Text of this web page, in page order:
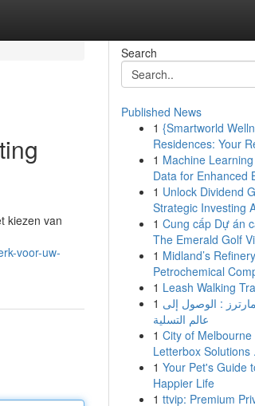
kiezen van
voor-uw-
Search
Published News
1 {Smartworld
Residences: Your
1 Machine
Data for Enhanced
1 Unlock Dividend
Strategic Investing
1 Cung cấp Dự án
The Emerald Golf
1 Midland’s
Petrochemical
1 Leash Walking
1 : الوصول إلى
عالم التسلية
1 City of Melbourne
Letterbox Solutions
1 Your Pet's Guide
Happier Life
1 ttvip: Premium